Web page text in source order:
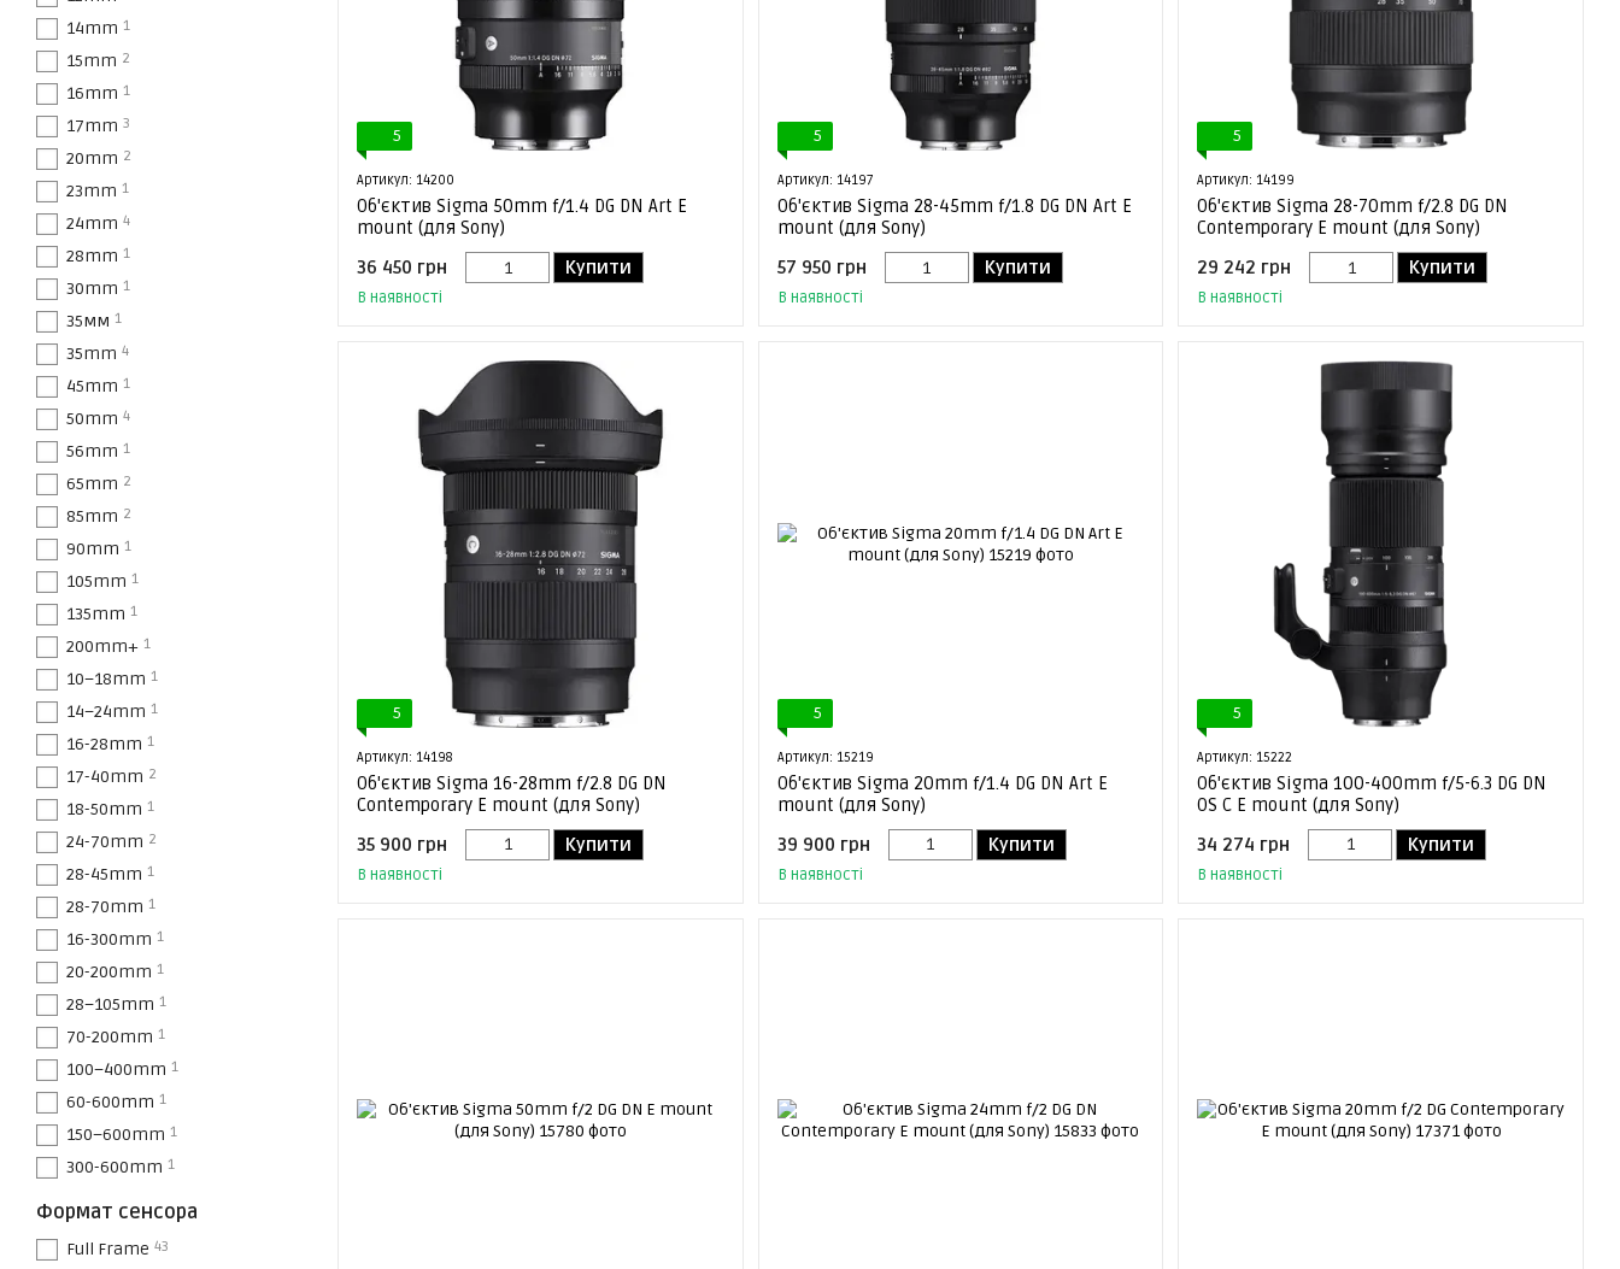
5
Артикул: 14200
Об'єктив Sigma 50mm f/1.4 DG DN Art E
mount (для Sony)
36 450 грн
Купити
В наявності
5
Артикул: 14197
Об'єктив Sigma 28-45mm f/1.8 DG DN Art E
mount (для Sony)
57 950 грн
Купити
В наявності
5
Артикул: 14199
Об'єктив Sigma 28-70mm f/2.8 DG DN
Contemporary E mount (для Sony)
29 242 грн
Купити
В наявності
5
Артикул: 14198
Об'єктив Sigma 16-28mm f/2.8 DG DN
Contemporary E mount (для Sony)
35 900 грн
Купити
В наявності
5
Артикул: 15219
Об'єктив Sigma 20mm f/1.4 DG DN Art E
mount (для Sony)
39 900 грн
Купити
В наявності
5
Артикул: 15222
Об'єктив Sigma 100-400mm f/5-6.3 DG DN
OS C E mount (для Sony)
34 274 грн
Купити
В наявності
14mm 1
15mm 2
16mm 1
17mm 3
20mm 2
23mm 1
24mm 4
28mm 1
30mm 1
35мм 1
35mm 4
45mm 1
50mm 4
56mm 1
65mm 2
85mm 2
90mm 1
105mm 1
135mm 1
200mm+ 1
10–18mm 1
14–24mm 1
16-28mm 1
17-40mm 2
18-50mm 1
24-70mm 2
28-45mm 1
28-70mm 1
16-300mm 1
20-200mm 1
28–105mm 1
70-200mm 1
100–400mm 1
60-600mm 1
150–600mm 1
300-600mm 1
Формат сенсора
Full Frame 43